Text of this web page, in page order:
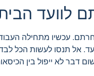
לוועד
עכשיו מתחילה
אל תנסו לעשות הכל
דבר לא ייפול בין